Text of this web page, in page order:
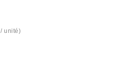
/ unité)